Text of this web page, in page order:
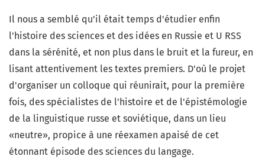
Il nous a semblé qu'il était temps d'étudier enfin
l'histoire des sciences et des idées en Russie et U RSS
dans la sérénité, et non plus dans le bruit et la fureur, en
lisant attentivement les textes premiers. D'où le projet
d'organiser un colloque qui réunirait, pour la première
fois, des spécialistes de l'histoire et de l'épistémologie
de la linguistique russe et soviétique, dans un lieu
«neutre», propice à une réexamen apaisé de cet
étonnant épisode des sciences du langage.